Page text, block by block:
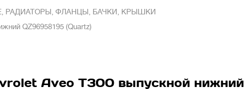
РАДИАТОРЫ, ФЛАНЦЫ, БАЧКИ, КРЫШКИ
QZ96958195 (Quartz)
Aveo T300 выпускной